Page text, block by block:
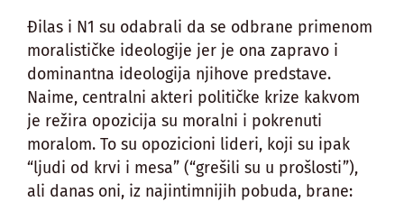
Đilas i N1 su odabrali da se odbrane primenom
moralističke ideologije jer je ona zapravo i
dominantna ideologija njihove predstave.
Naime, centralni akteri političke krize kakvom
je režira opozicija su moralni i pokrenuti
moralom. To su opozicioni lideri, koji su ipak
“ljudi od krvi i mesa” (“grešili su u prošlosti”),
ali danas oni, iz najintimnijih pobuda, brane: